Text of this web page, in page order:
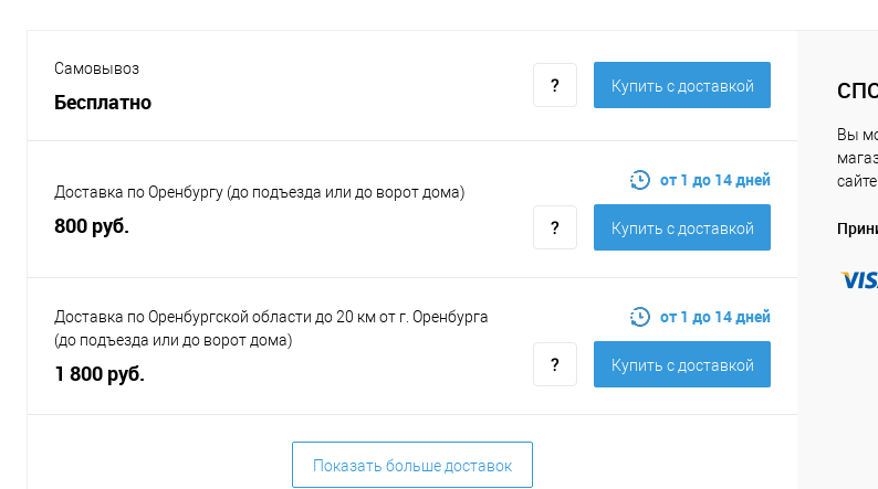
Самовывоз
Бесплатно
Купить c доставкой
Доставка по Оренбургу (до подъезда или до ворот дома)
800 руб.
от 1 до 14 дней
Купить c доставкой
Доставка по Оренбургской области до 20 км от г. Оренбурга
(до подъезда или до ворот дома)
1 800 руб.
от 1 до 14 дней
Купить c доставкой
Показать больше доставок
Вы